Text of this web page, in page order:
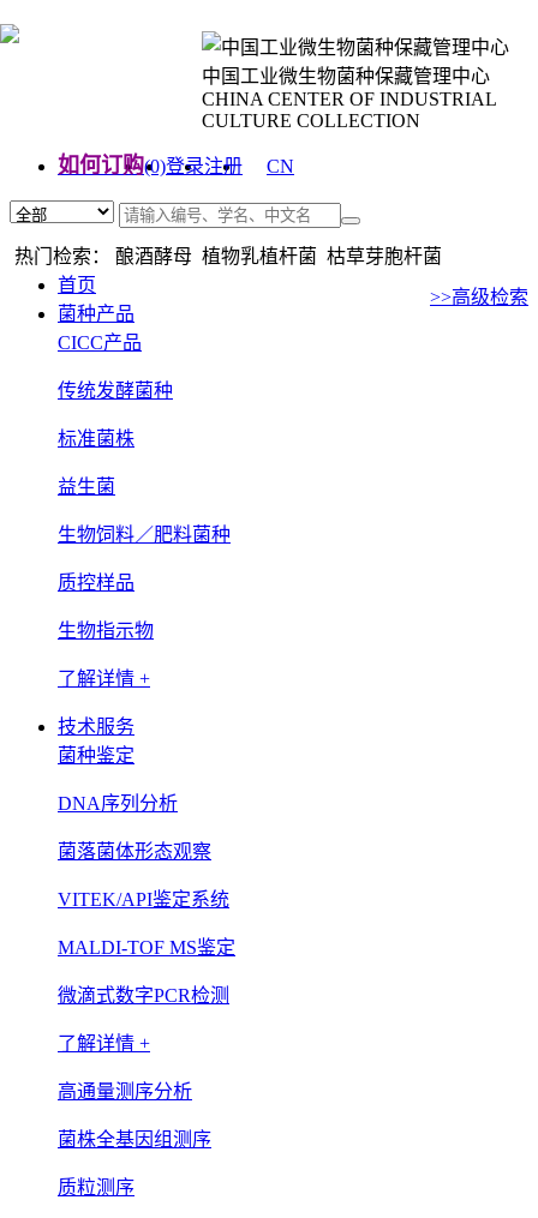
中国工业微生物菌种保藏管理中心
CHINA CENTER OF INDUSTRIAL
CULTURE COLLECTION
如何订购(0)登录注册
CN
热门检索： 酿酒酵母 植物乳植杆菌 枯草芽胞杆菌
>>高级检索
首页
菌种产品
CICC产品
传统发酵菌种
标准菌株
益生菌
生物饲料／肥料菌种
质控样品
生物指示物
了解详情 +
技术服务
菌种鉴定
DNA序列分析
菌落菌体形态观察
VITEK/API鉴定系统
MALDI-TOF MS鉴定
微滴式数字PCR检测
了解详情 +
高通量测序分析
菌株全基因组测序
质粒测序